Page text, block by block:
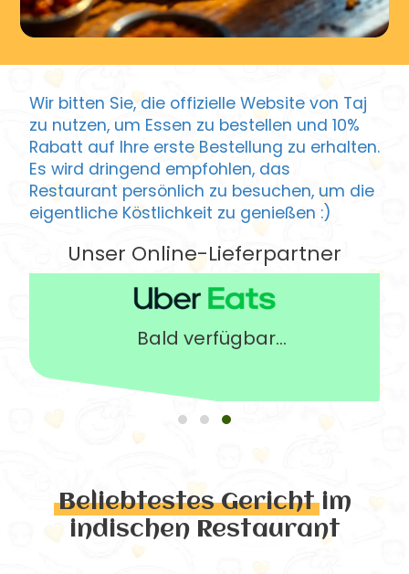
Wir bitten Sie, die offizielle Website von Taj
zu nutzen, um Essen zu bestellen und 10%
Rabatt auf Ihre erste Bestellung zu erhalten.
Es wird dringend empfohlen, das
Restaurant persönlich zu besuchen, um die
eigentliche Köstlichkeit zu genießen :)
Unser Online-Lieferpartner
Bald verfügbar...
Beliebtestes Gerichtim
indischen Restaurant